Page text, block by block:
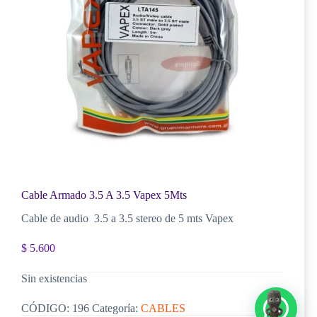
Cable Armado 3.5 A 3.5 Vapex 5Mts
Cable de audio 3.5 a 3.5 stereo de 5 mts Vapex
$ 5.600
Sin existencias
CÓDIGO: 196 Categoría: CABLES